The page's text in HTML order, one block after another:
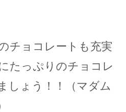
チョコレートも充実
たっぷりのチョコレ
しょう！！（マダム